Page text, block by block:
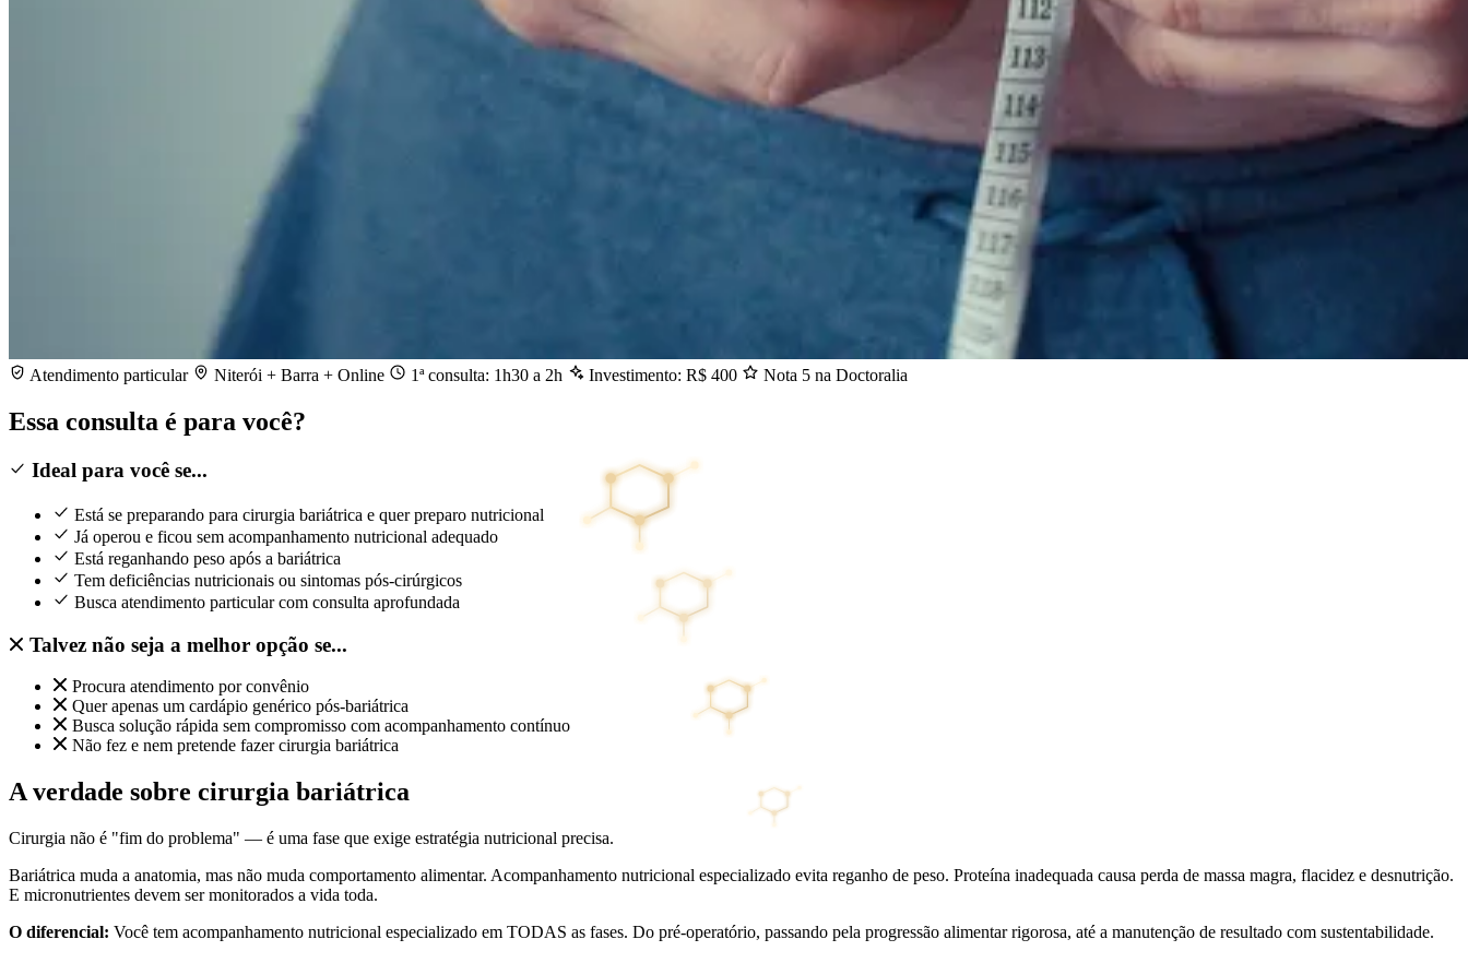
Atendimento particular Niterói + Barra + Online 1ª consulta: 1h30 a 2h Investimento: R$ 400 Nota 5 na Doctoralia
Essa consulta é para você?
Ideal para você se...
Está se preparando para cirurgia bariátrica e quer preparo nutricional
Já operou e ficou sem acompanhamento nutricional adequado
Está reganhando peso após a bariátrica
Tem deficiências nutricionais ou sintomas pós-cirúrgicos
Busca atendimento particular com consulta aprofundada
Talvez não seja a melhor opção se...
Procura atendimento por convênio
Quer apenas um cardápio genérico pós-bariátrica
Busca solução rápida sem compromisso com acompanhamento contínuo
Não fez e nem pretende fazer cirurgia bariátrica
A verdade sobre cirurgia bariátrica
Cirurgia não é "fim do problema" — é uma fase que exige estratégia nutricional precisa.
Bariátrica muda a anatomia, mas não muda comportamento alimentar. Acompanhamento nutricional especializado evita reganho de peso. Proteína inadequada causa perda de massa magra, flacidez e desnutrição.
E micronutrientes devem ser monitorados a vida toda.
O diferencial: Você tem acompanhamento nutricional especializado em TODAS as fases. Do pré-operatório, passando pela progressão alimentar rigorosa, até a manutenção de resultado com sustentabilidade.